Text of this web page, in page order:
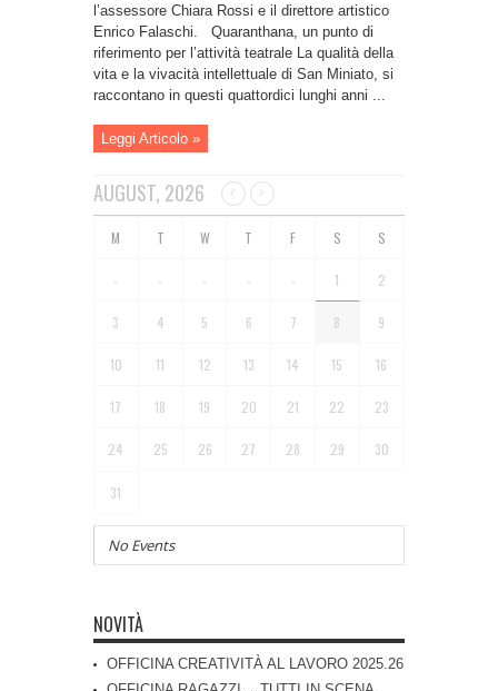
l’assessore Chiara Rossi e il direttore artistico
Enrico Falaschi. Quaranthana, un punto di
riferimento per l’attività teatrale La qualità della
vita e la vivacità intellettuale di San Miniato, si
raccontano in questi quattordici lunghi anni ...
Leggi Articolo »
AUGUST, 2026
- - - - - 1 2
3 4 5 6 7 8 9
10 11 12 13 14 15 16
17 18 19 20 21 22 23
24 25 26 27 28 29 30
31
No Events
NOVITÀ
OFFICINA CREATIVITÀ AL LAVORO 2025.26